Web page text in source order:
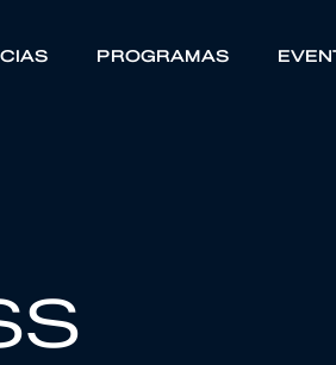
PROGRAMAS